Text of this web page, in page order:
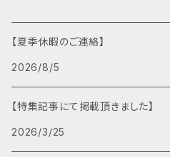
【夏季休暇のご連絡】
2026/8/5
【特集記事にて掲載頂きました】
2026/3/25